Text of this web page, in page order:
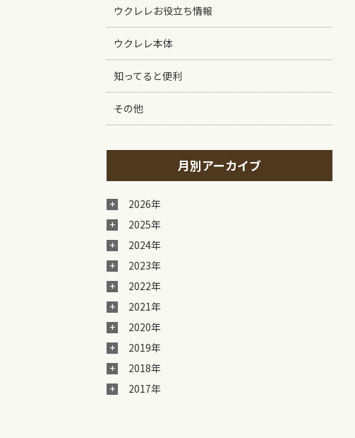
ウクレレお役立ち情報
ウクレレ本体
知ってると便利
その他
月別アーカイブ
2026年
2025年
2024年
2023年
2022年
2021年
2020年
2019年
2018年
2017年